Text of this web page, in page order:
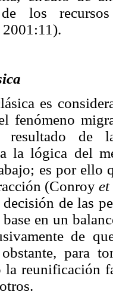
los
es
fenómeno
resultado de
a la lógica del
es por ello
(Conroy
de las
base en un
de
para
la reunificación